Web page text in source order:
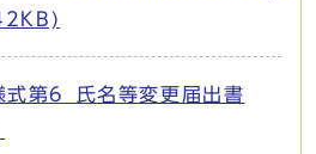
式第6_氏名等変更届出書